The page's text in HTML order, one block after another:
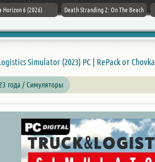
Horizon 6 (2026) Death Stranding 2: On The Beach
Simulator (2023) PC | RePack от Chovka
года / Симуляторы